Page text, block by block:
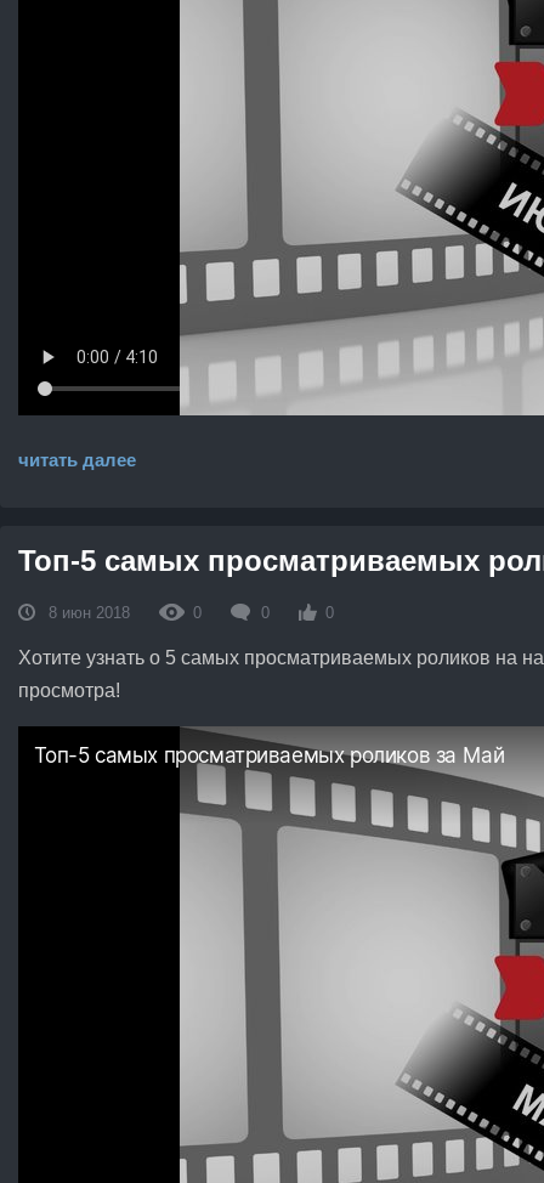
читать далее
Топ-5 самых просматриваемых
8 июн 2018 0 0 0
Хотите узнать о 5 самых просматриваемых роликов на
просмотра!